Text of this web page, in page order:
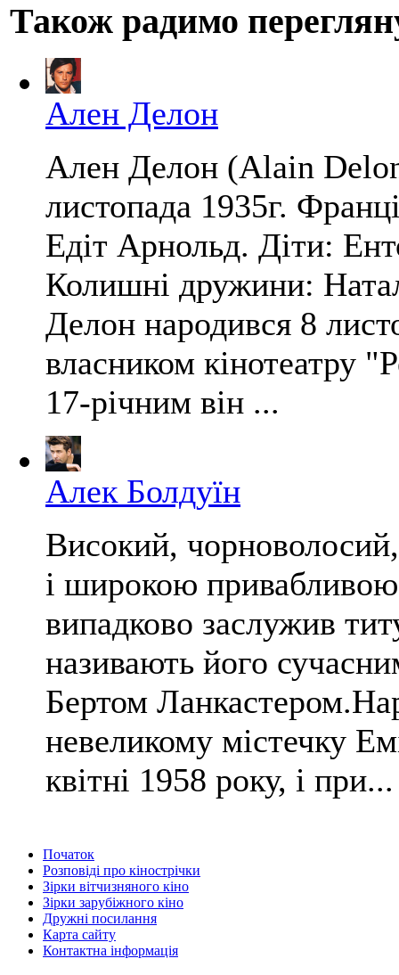
Також радимо
Ален Делон
Ален Делон (Alain
листопада 1935г.
Едіт Арнольд. Діти:
Колишні дружини:
Делон народився 8
власником кінотеатру
17-річним він ...
Алек Болдуїн
Високий,
і широкою
випадково заслужив
називають його
Бертом
невеликому містечку
квітні 1958 року, і при...
Початок
Розповіді про кінострічки
Зірки вітчизняного кіно
Зірки зарубіжного кіно
Дружні посилання
Карта сайту
Контактна інформація